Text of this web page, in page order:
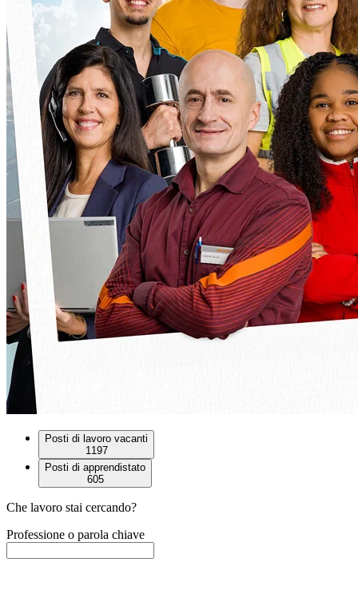
Posti di lavoro vacanti
1197
Posti di apprendistato
605
Che lavoro stai cercando?
Professione o parola chiave